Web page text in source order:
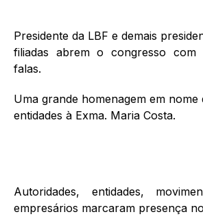
Presidente da LBF e demais
filiadas abrem o congresso com
falas.
Uma grande homenagem em nome
entidades à Exma. Maria Costa.
Autoridades, entidades,
empresários marcaram presença